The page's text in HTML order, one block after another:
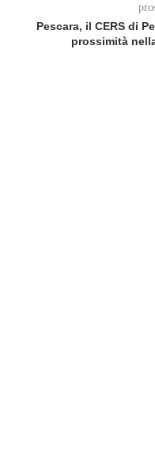
Pescara, il CERS di
prossimità